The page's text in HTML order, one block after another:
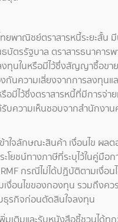
ทยพาณิชย์ตราสารหนี้ระยะสั้น
บัตรรัฐบาล ตราสารธนาคาร
ทุนในหรือมีไว้ซึ่งสัญญาซื้อขา
นความเสี่ยงจากการลงทุนแล
อมีไว้ซึ่งตราสารหนี้ที่มีการจ่
บความเห็นชอบจากสำนักงา
าใจลักษณะสินค้า เงื่อนไข ผล
ะโยชน์ทางภาษีที่ระบุไว้ในคู่มือ
กรณีไม่ได้ปฏิบัติตามเงื่อน
เงื่อนไขของกองทุน รวมถึงคว
ธุรกิจก่อนตัดสินใจลงทุน
มเติมและรับหนังสือชี้ชวนได้ทุ